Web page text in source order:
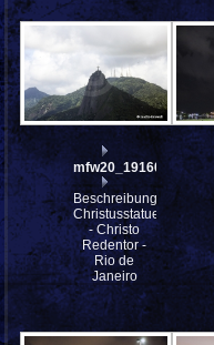
mfw20_191601
Beschreibung:
Christusstatue
- Christo
Redentor -
Rio de
Janeiro